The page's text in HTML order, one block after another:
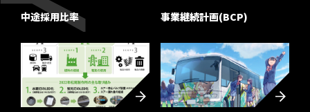
中途採用比率 事業継続計画(BCP)